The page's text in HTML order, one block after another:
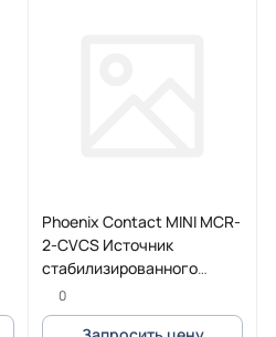
Phoenix Contact MINI MCR-
2-CVCS Источник
стабилизированного
напряжения
0